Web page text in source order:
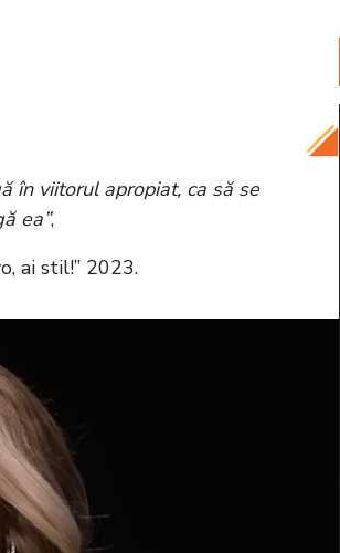
în viitorul apropiat, ca să se
ea”,
ai stil!” 2023.